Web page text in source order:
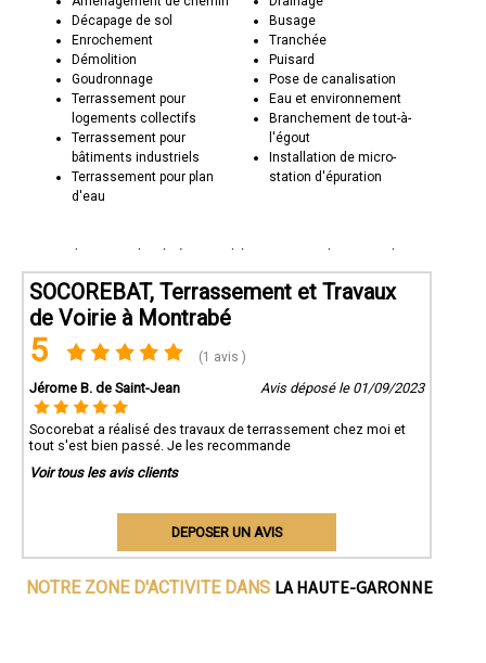
Décapage de sol
Enrochement
Démolition
Goudronnage
Terrassement pour
logements collectifs
Terrassement pour
bâtiments industriels
Terrassement pour plan
d'eau
Busage
Tranchée
Puisard
Pose de canalisation
Eau et environnement
Branchement de tout-à-
l'égout
Installation de micro-
station d'épuration
Socorebat 31 est basée à Montrabé et intervient dans toute la
Haute-Garonne. En tant qu'entreprise locale, nous sommes fiers
de contribuer au développement et à l'aménagement de notre
région.
Contactez Socorebat 31 dès aujourd'hui :
Que ce soit pour des projets de terrassement pour la
déblai/remblai, Socorebat 31 est votre partenaire de confiance.
Contactez-nous pour discuter de vos besoins en terrassement et
découvrez comment nous pouvons préparer le terrain pour la
réalisation de vos projets. Socorebat 31 - Le terrassement qui
crée des bases solides pour l'avenir.
SOCOREBAT, Terrassement et Travaux
de Voirie à Montrabé
5 (1 avis )
Jérome B. de Saint-Jean Avis déposé le 01/09/2023
Socorebat a réalisé des travaux de terrassement chez moi et
tout s'est bien passé. Je les recommande
Voir tous les avis clients
DEPOSER UN AVIS
NOTRE ZONE D'ACTIVITE DANS LA HAUTE-GARONNE